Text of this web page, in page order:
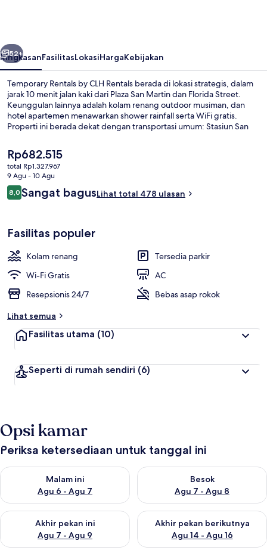
Berikutnya
52+
RingkasanFasilitasLokasiHargaKebijakan
Temporary Rentals by CLH Rentals berada di lokasi strategis, dalam
jarak 10 menit jalan kaki dari Plaza San Martin dan Florida Street.
Keunggulan lainnya adalah kolam renang outdoor musiman, dan
hotel apartemen menawarkan shower rainfall serta WiFi gratis.
Properti ini berada dekat dengan transportasi umum: Stasiun San
menit.
Harga
saat
ini
Rp682.515
Rp682.515
total Rp1.327.967
9 Agu - 10 Agu
Ulasan
8,08,0 dari 10
Sangat bagusLihat total 478 ulasan
Fasilitas populer
Kolam renang
Tersedia parkir
Wi-Fi Gratis
AC
Resepsionis 24/7
Bebas asap rokok
Lihat semua
Fasilitas utama (10)
Seperti di rumah sendiri (6)
Opsi kamar
Periksa ketersediaan untuk tanggal ini
Malam ini
Agu 6 - Agu 7
Periksa ketersediaan untuk malam ini Agu 6 - Agu 7
Besok
Agu 7 - Agu 8
Periksa ketersediaan untuk
Akhir pekan ini
Agu 7 - Agu 9
Periksa ketersediaan untuk akhir pekan ini Agu 7 - Agu 9
Akhir pekan berikutnya
Agu 14 - Agu 16
Periksa ketersediaan untuk